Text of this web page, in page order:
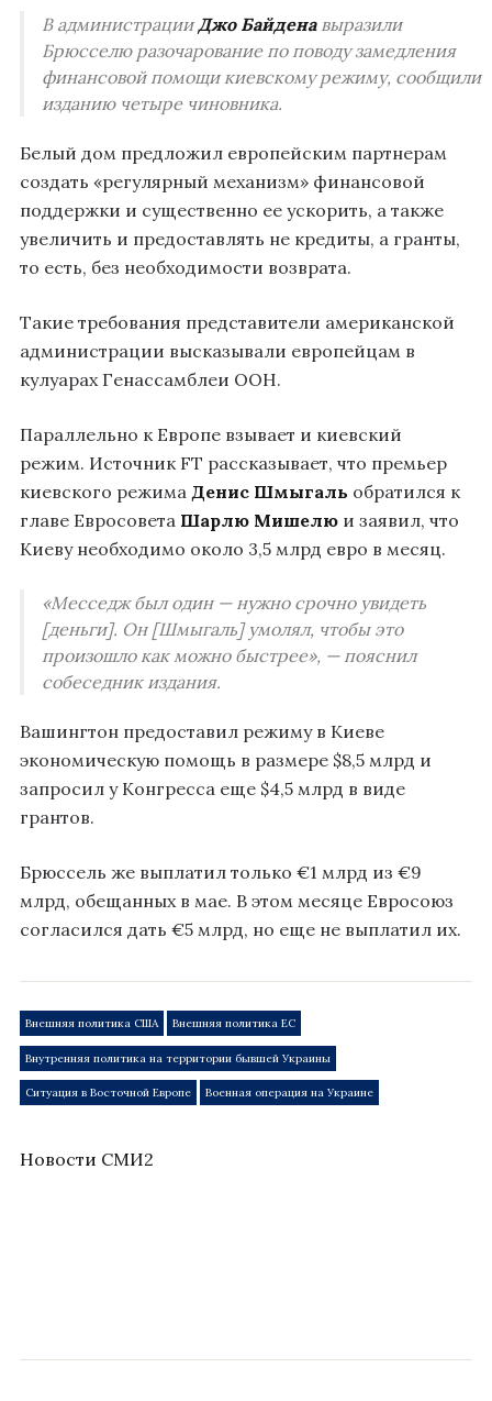
В администрацииДжо Байденавыразили
Брюсселю разочарование по поводу замедления
финансовой помощи киевскому режиму, сообщили
изданию четыре чиновника.
Белый дом предложил европейским партнерам
создать «регулярный механизм» финансовой
поддержки и существенно ее ускорить, а также
увеличить и предоставлять не кредиты, а гранты,
то есть, без необходимости возврата.
Такие требования представители американской
администрации высказывали европейцам в
кулуарах Генассамблеи ООН.
Параллельно к Европе взывает и киевский
режим. Источник FT рассказывает, что премьер
киевского режима Денис Шмыгаль обратился к
главе Евросовета Шарлю Мишелю и заявил, что
Киеву необходимо около 3,5 млрд евро в месяц.
«Месседж был один — нужно срочно увидеть
[деньги]. Он [Шмыгаль] умолял, чтобы это
произошло как можно быстрее», — пояснил
собеседник издания.
Вашингтон предоставил режиму в Киеве
экономическую помощь в размере $8,5 млрд и
запросил у Конгресса еще $4,5 млрд в виде
грантов.
Брюссель же выплатил только €1 млрд из €9
млрд, обещанных в мае. В этом месяце Евросоюз
согласился дать €5 млрд, но еще не выплатил их.
Внешняя политика США Внешняя политика ЕС
Внутренняя политика на территории бывшей Украины
Ситуация в Восточной Европе Военная операция на Украине
Новости СМИ2